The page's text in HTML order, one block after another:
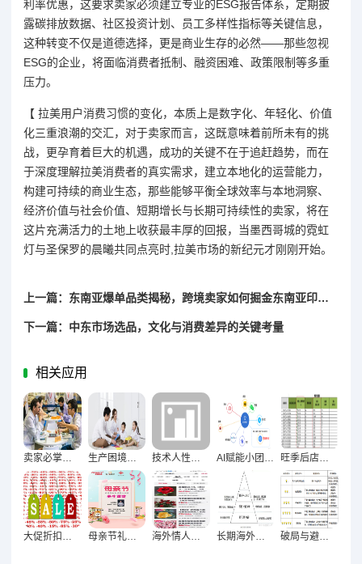
利率优惠，这要求卖家必须建立专业的ESG报告体系，定期披
露碳排放数据、社区投资计划、员工多样性指标等关键信息，
这种转变不仅是道德选择，更是商业生存的必然——那些忽视
ESG的企业，将面临消费者抵制、融资困难、政策限制等多重
压力。
【 拉美用户消费习惯的变化，本质上是数字化、年轻化、价值
化三重浪潮的交汇，对于卖家而言，这既意味着前所未有的挑
战，更孕育着巨大的机遇，成功的关键不在于追赶趋势，而在
于深度理解拉美消费者的真实需求，建立本地化的运营能力，
构建可持续的商业生态，那些能够平衡全球效率与本地洞察、
经济价值与社会价值、短期增长与长期可持续性的卖家，将在
这片充满活力的土地上收获最丰厚的回报，当墨西哥城的霓虹
灯与圣保罗的晨曦共同点亮时,拉美市场的新纪元才刚刚开始。
上一篇：东南亚爆单品类揭秘，跨境卖家如何掘金东南亚印钞机商品？
下一篇：中东市场选品，文化与消费差异的关键考量
相关应用
卖家必掌握！与供应商谈价格的八大谈判技巧全解析 生产困境，效率质量双提升的立体化解决方案 技术人性博弈，AI能否完全替代人类优化广告投放？ AI赋能小团队破局，轻量化运营流程搭建全攻略 旺季后店铺复盘核心数据维度深度解析
大促折扣科学设置术，利润与优惠的平衡之道 母亲节礼品指南，解锁搜索流量增长的黄金密码 海外情人节消费心理解码，精准击中用户情感需求的商品探秘 长期海外市场风控体系构建，筑牢可持续增长护城河 破局与避坑，高风险类目新手卖家的生存博弈法则